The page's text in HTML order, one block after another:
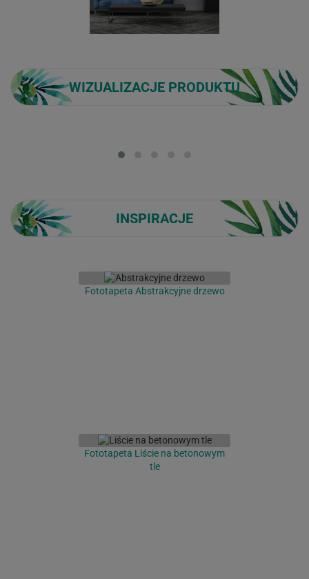
WIZUALIZACJE PRODUKTU
INSPIRACJE
Fototapeta Abstrakcyjne drzewo
Fototapeta Liście na betonowym
tle